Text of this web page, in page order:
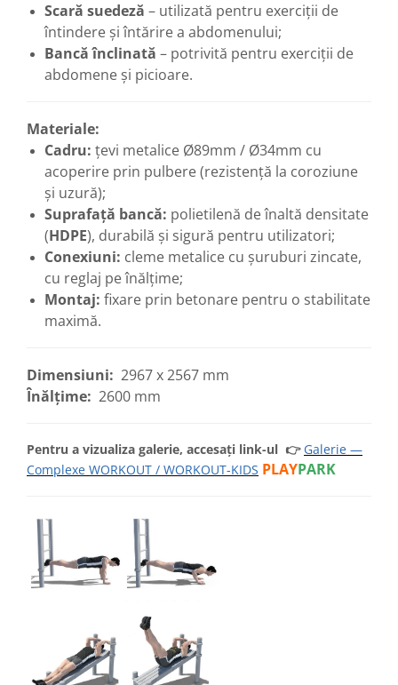
Scară suedeză – utilizată pentru exerciții de
întindere și întărire a abdomenului;
Bancă înclinată – potrivită pentru exerciții de
abdomene și picioare.
Materiale:
Cadru: țevi metalice Ø89mm / Ø34mm cu
acoperire prin pulbere (rezistență la coroziune
și uzură);
Suprafață bancă: polietilenă de înaltă densitate
(HDPE), durabilă și sigură pentru utilizatori;
Conexiuni: cleme metalice cu șuruburi zincate,
cu reglaj pe înălțime;
Montaj: fixare prin betonare pentru o stabilitate
maximă.
Dimensiuni: 2967 x 2567 mm
Înălțime: 2600 mm
Pentru a vizualiza galerie, accesați link-ul 👉 Galerie —
Complexe WORKOUT / WORKOUT-KIDS PLAYPARK